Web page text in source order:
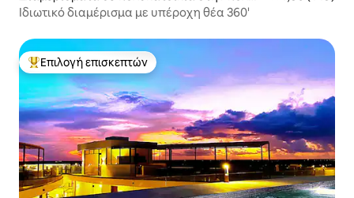
Κανκούν
Ιδιωτικό διαμέρισμα με υπέροχη θέα 360'
Κορυφαία επιλογή επισκεπτών
Επιλογή επισκεπτών